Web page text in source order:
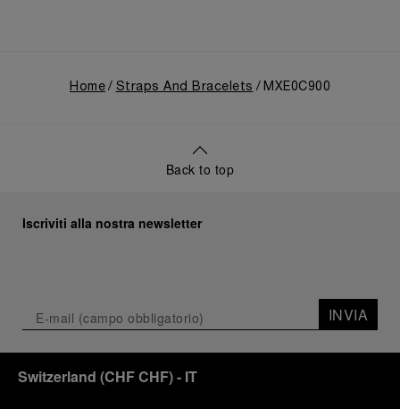
Home Straps And Bracelets MXE0C900
Back to top
Iscriviti alla nostra newsletter
INVIA
Switzerland (CHF CHF)- IT